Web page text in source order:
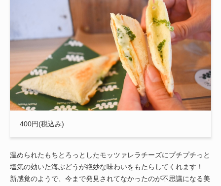
400円(税込み)
温められたもちとろっとしたモッツァレラチーズにプチプチっと
塩気の効いた海ぶどうが絶妙な味わいをもたらしてくれます！
新感覚のようで、今まで発見されてなかったのが不思議になる美